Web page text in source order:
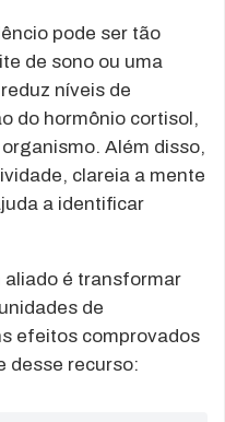
pode ser tão
de sono ou uma
níveis de
do hormônio cortisol,
Além disso,
clareia a mente
a identificar
aliado é transformar
de
efeitos comprovados
desse recurso: